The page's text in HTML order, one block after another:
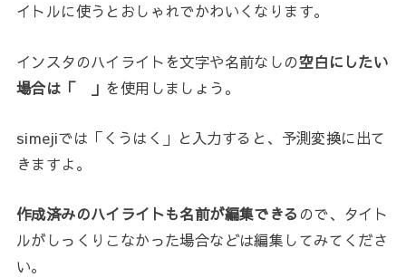
イトルに使うとおしゃれでかわいくなります。
インスタのハイライトを文字や名前なしの空白にしたい
場合は「 」 を使用しましょう。
simejiでは「くうはく」と入力すると、予測変換に出て
きますよ。
作成済みのハイライトも名前が編集できる ので、タイト
ルがしっくりこなかった場合などは編集してみてくださ
い。